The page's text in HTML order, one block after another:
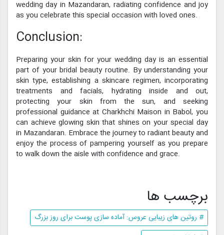
wedding day in Mazandaran, radiating confidence and joy
as you celebrate this special occasion with loved ones.
Conclusion:
Preparing your skin for your wedding day is an essential
part of your bridal beauty routine. By understanding your
skin type, establishing a skincare regimen, incorporating
treatments and facials, hydrating inside and out,
protecting your skin from the sun, and seeking
professional guidance at Charkhchi Maison in Babol, you
can achieve glowing skin that shines on your special day
in Mazandaran. Embrace the journey to radiant beauty and
enjoy the process of pampering yourself as you prepare
to walk down the aisle with confidence and grace.
برچسب ها
# روتین های زیبایی عروس: آماده سازی پوست برای روز بزرگ